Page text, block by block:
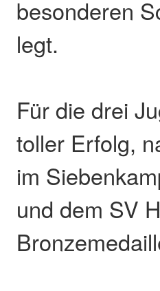
besonderen
legt.
Für die drei
toller Erfolg,
im
und dem SV